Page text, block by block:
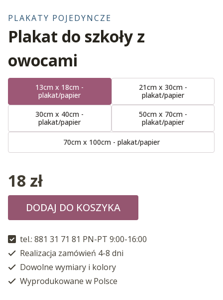
PLAKATY POJEDYNCZE
Plakat do szkoły z
owocami
13cm x 18cm -
plakat/papier
21cm x 30cm -
plakat/papier
30cm x 40cm -
plakat/papier
50cm x 70cm -
plakat/papier
70cm x 100cm - plakat/papier
18 zł
DODAJ DO KOSZYKA
tel.: 881 31 71 81 PN-PT 9:00-16:00
Realizacja zamówień 4-8 dni
Dowolne wymiary i kolory
Wyprodukowane w Polsce